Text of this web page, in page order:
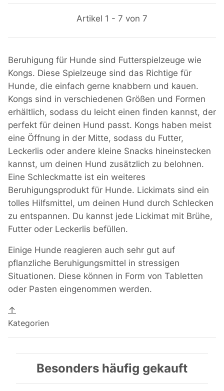
Artikel 1 - 7 von 7
Beruhigung für Hunde sind Futterspielzeuge wie
Kongs. Diese Spielzeuge sind das Richtige für
Hunde, die einfach gerne knabbern und kauen.
Kongs sind in verschiedenen Größen und Formen
erhältlich, sodass du leicht einen finden kannst, der
perfekt für deinen Hund passt. Kongs haben meist
eine Öffnung in der Mitte, sodass du Futter,
Leckerlis oder andere kleine Snacks hineinstecken
kannst, um deinen Hund zusätzlich zu belohnen.
Eine Schleckmatte ist ein weiteres
Beruhigungsprodukt für Hunde. Lickimats sind ein
tolles Hilfsmittel, um deinen Hund durch Schlecken
zu entspannen. Du kannst jede Lickimat mit Brühe,
Futter oder Leckerlis befüllen.
Einige Hunde reagieren auch sehr gut auf
pflanzliche Beruhigungsmittel in stressigen
Situationen. Diese können in Form von Tabletten
oder Pasten eingenommen werden.
↑
Kategorien
Besonders häufig gekauft